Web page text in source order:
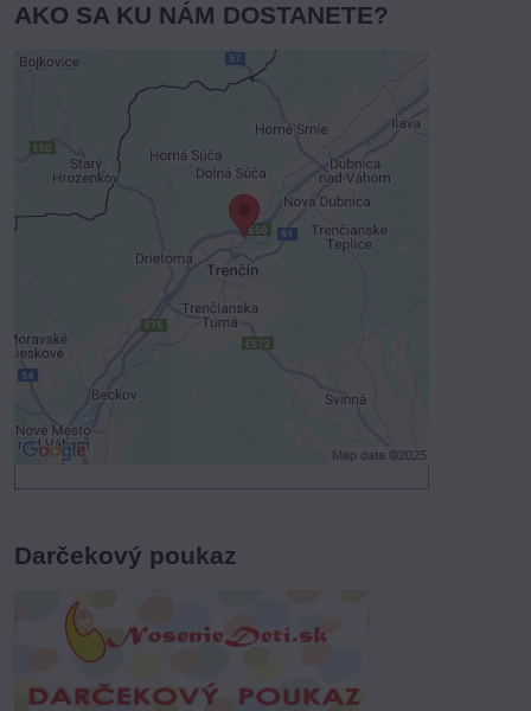
AKO SA KU NÁM DOSTANETE?
Externý obsah je blokovaný
Voľbami súkromia
Prajete si načítať externý obsah?
Povoliť tentokrát
Povoliť a zapamätať - súhlas s druhom
cookie: Funkčné
Darčekový poukaz